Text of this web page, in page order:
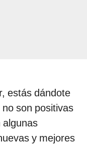
estás dándote
son positivas
algunas
y mejores